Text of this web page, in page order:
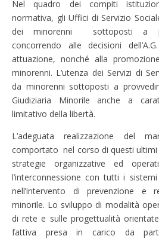
Nel quadro dei compiti
normativa, gli Uffici di Servizio
dei minorenni sottoposti a
concorrendo alle decisioni
attuazione, nonché alla
minorenni. L’utenza dei Servizi di
da minorenni sottoposti a
Giudiziaria Minorile anche a
limitativo della libertà.
L’adeguata realizzazione del
comportato nel corso di questi
strategie organizzative ed
l’interconnessione con tutti i
nell’intervento di prevenzione e
minorile. Lo sviluppo di modalità
di rete e sulle progettualità
fattiva presa in carico da